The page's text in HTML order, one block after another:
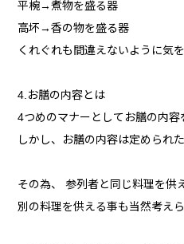
平椀→煮物を盛る器
高坏→香の物を盛る器
くれぐれも間違えないように気
4.お膳の内容とは
4つめのマナーとしてお膳の内容
しかし、お膳の内容は定められ
その為、 参列者と同じ料理を供
別の料理を供える事も当然考えら